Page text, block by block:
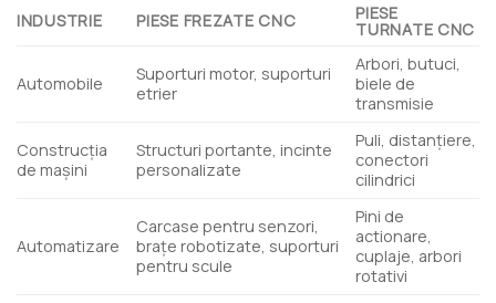
INDUSTRIE PIESE FREZATE CNC PIESE
TURNATE CNC
Automobile
Suporturi motor, suporturi
etrier
Arbori, butuci,
biele de
transmisie
Construcția
de mașini
Structuri portante, incinte
personalizate
Puli, distanțiere,
conectori
cilindrici
Automatizare
Carcase pentru senzori,
brațe robotizate, suporturi
pentru scule
Pini de
actionare,
cuplaje, arbori
rotativi